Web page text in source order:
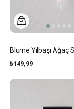
₺149,99